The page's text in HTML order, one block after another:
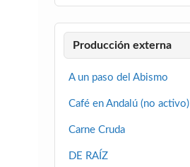
Producción externa
A un paso del Abismo
Café en Andalú (no activo)
Carne Cruda
DE RAÍZ